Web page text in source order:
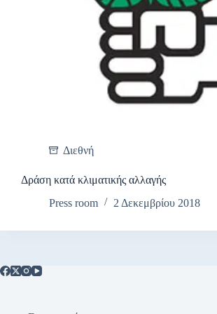
Διεθνή
Δράση κατά κλιματικής αλλαγής
Press room
2 Δεκεμβρίου 2018